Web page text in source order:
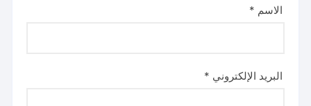
الاسم *
البريد الإلكتروني *